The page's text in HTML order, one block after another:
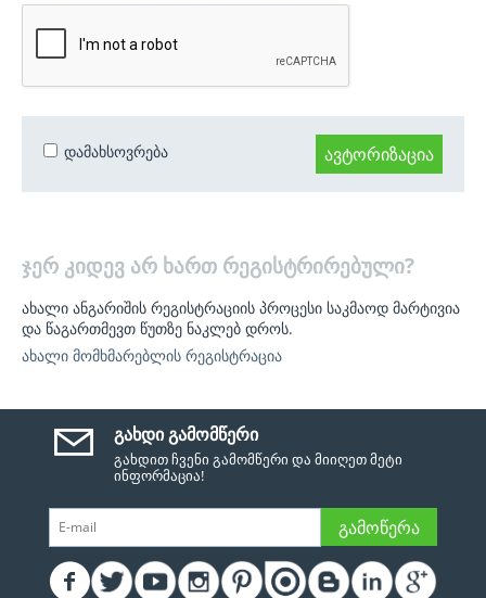
ᲐᲕᲢᲝᲠᲘᲖᲐᲪᲘᲐ
დამახსოვრება
ჯერ კიდევ არ ხართ რეგისტრირებული?
ახალი ანგარიშის რეგისტრაციის პროცესი საკმაოდ მარტივია
და წაგართმევთ წუთზე ნაკლებ დროს.
ახალი მომხმარებლის რეგისტრაცია
ᲒᲐᲮᲓᲘ ᲒᲐᲛᲝᲛᲬᲔᲠᲘ
გახდით ჩვენი გამომწერი და მიიღეთ მეტი
ინფორმაცია!
ᲒᲐᲛᲝᲬᲔᲠᲐ